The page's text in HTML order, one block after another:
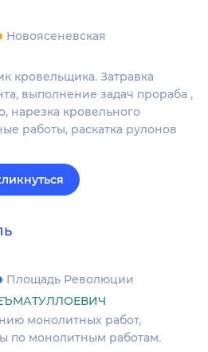
Новоясеневская
кровельщика. Затравка
выполнение задач прораба ,
нарезка кровельного
работы, раскатка рулонов
Площадь Революции
монолитных работ,
по монолитным работам.